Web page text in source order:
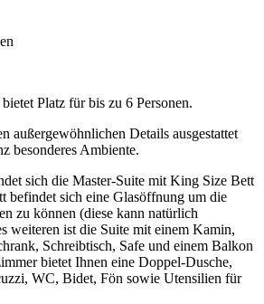
Platz für bis zu 6 Personen.
außergewöhnlichen Details ausgestattet
besonderes Ambiente.
sich die Master-Suite mit King Size Bett
befindet sich eine Glasöffnung um die
zu können (diese kann natürlich
weiteren ist die Suite mit einem Kamin,
Schreibtisch, Safe und einem Balkon
bietet Ihnen eine Doppel-Dusche,
WC, Bidet, Fön sowie Utensilien für